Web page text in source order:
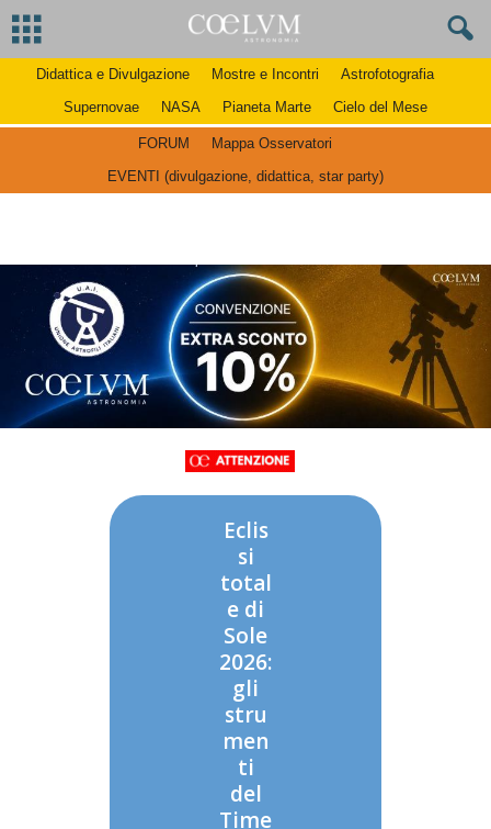
Didattica e Divulgazione Mostre e Incontri
Astrofotografia
Supernovae
NASA Pianeta Marte Cielo del Mese
FORUM
Mappa Osservatori
EVENTI (divulgazione, didattica, star party)
Eclis
si
total
e di
Sole
2026:
gli
stru
men
ti
del
Time